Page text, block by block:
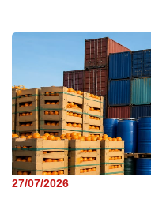
27/07/2026